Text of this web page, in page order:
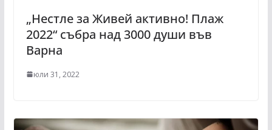
„Нестле за Живей активно! Плаж
2022“ събра над 3000 души във
Варна
юли 31, 2022